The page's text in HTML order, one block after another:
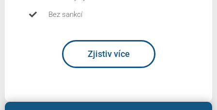
Bez sankcí
Zjistiv více